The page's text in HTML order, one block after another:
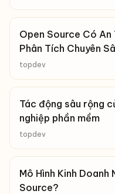
Open Source Có An
Phân Tích Chuyên
topdev
Tác động sâu rộng
nghiệp phần mềm
topdev
Mô Hình Kinh Doanh
Source?